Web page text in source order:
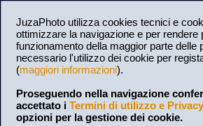
JuzaPhoto utilizza cookies tecnici e
ottimizzare la navigazione e per rendere
funzionamento della maggior parte delle
necessario l'utilizzo dei cookie per
(maggiori informazioni).
Proseguendo nella navigazione
accettato i Termini di utilizzo e Privacy
opzioni per la gestione dei cookie.